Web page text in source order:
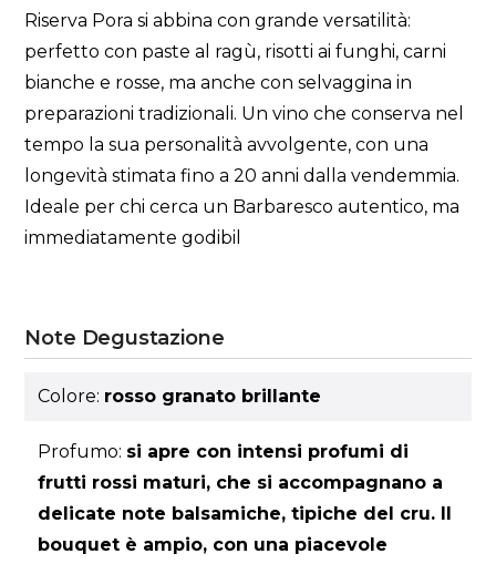
Riserva Pora si abbina con grande versatilità:
perfetto con paste al ragù, risotti ai funghi, carni
bianche e rosse, ma anche con selvaggina in
preparazioni tradizionali. Un vino che conserva nel
tempo la sua personalità avvolgente, con una
longevità stimata fino a 20 anni dalla vendemmia.
Ideale per chi cerca un Barbaresco autentico, ma
immediatamente godibil
Note Degustazione
Colore: rosso granato brillante
Profumo: si apre con intensi profumi di
frutti rossi maturi, che si accompagnano a
delicate note balsamiche, tipiche del cru. Il
bouquet è ampio, con una piacevole